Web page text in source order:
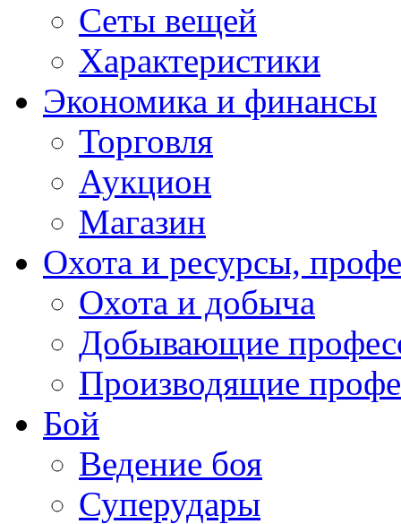
Сеты вещей
Характеристики
Экономика и финансы
Торговля
Аукцион
Магазин
Охота и ресурсы,
Охота и добыча
Добывающие
Производящие
Бой
Ведение боя
Суперудары